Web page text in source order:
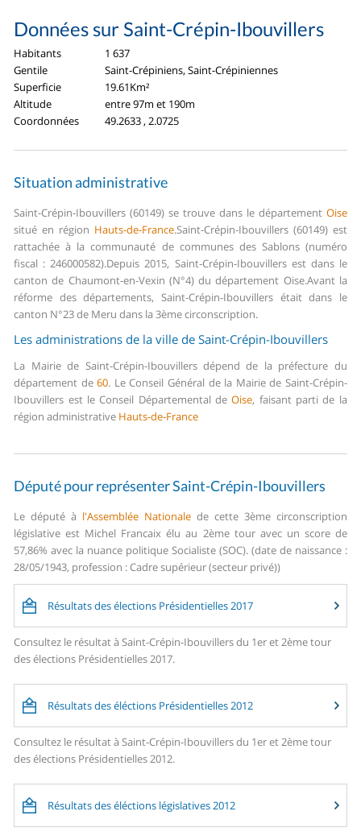
Données sur Saint-Crépin-Ibouvillers
Habitants
1 637
Gentile
Saint-Crépiniens, Saint-Crépiniennes
Superficie
19.61Km²
Altitude
entre 97m et 190m
Coordonnées
49.2633 , 2.0725
Situation administrative
Saint-Crépin-Ibouvillers (60149) se trouve dans le département Oise
situé en région Hauts-de-France.Saint-Crépin-Ibouvillers (60149) est
rattachée à la communauté de communes des Sablons (numéro
fiscal : 246000582).Depuis 2015, Saint-Crépin-Ibouvillers est dans le
canton de Chaumont-en-Vexin (N°4) du département Oise.Avant la
réforme des départements, Saint-Crépin-Ibouvillers était dans le
canton N°23 de Meru dans la 3ème circonscription.
Les administrations de la ville de Saint-Crépin-Ibouvillers
La Mairie de Saint-Crépin-Ibouvillers dépend de la préfecture du
département de60. Le Conseil Général de la Mairie de Saint-Crépin-
Ibouvillers est le Conseil Départemental deOise, faisant parti de la
région administrative Hauts-de-France
Député pour représenter Saint-Crépin-Ibouvillers
Le député à l'Assemblée Nationale de cette 3ème circonscription
législative est Michel Francaix élu au 2ème tour avec un score de
57,86% avec la nuance politique Socialiste (SOC). (date de naissance :
28/05/1943, profession : Cadre supérieur (secteur privé))
Résultats des élections Présidentielles 2017
Consultez le résultat à Saint-Crépin-Ibouvillers du 1er et 2ème tour
des élections Présidentielles 2017.
Résultats des éléctions Présidentielles 2012
Consultez le résultat à Saint-Crépin-Ibouvillers du 1er et 2ème tour
des élections Présidentielles 2012.
Résultats des éléctions législatives 2012